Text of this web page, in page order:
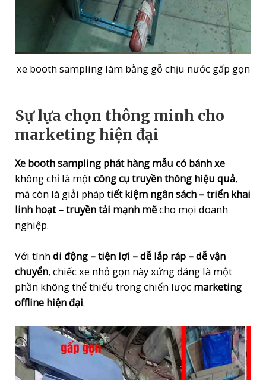
xe booth sampling làm bằng gỗ chịu nước gấp gọn
Sự lựa chọn thông minh cho
marketing hiện đại
Xe booth sampling phát hàng mẫu có bánh xe
không chỉ là mộtcông cụ truyền thông hiệu quả,
mà còn là giải pháptiết kiệm ngân sách – triển khai
linh hoạt – truyền tải mạnh mẽcho mọi doanh
nghiệp.
Với tínhdi động – tiện lợi – dễ lắp ráp – dễ vận
chuyển, chiếc xe nhỏ gọn này xứng đáng là một
phần không thể thiếu trong chiến lược marketing
offline hiện đại.